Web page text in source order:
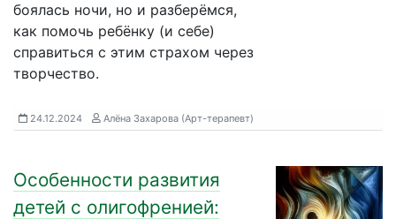
боялась ночи, но и разберёмся,
как помочь ребёнку (и себе)
справиться с этим страхом через
творчество.
24.12.2024 Алёна Захарова (Арт-терапевт)
Особенности развития
детей с олигофренией: